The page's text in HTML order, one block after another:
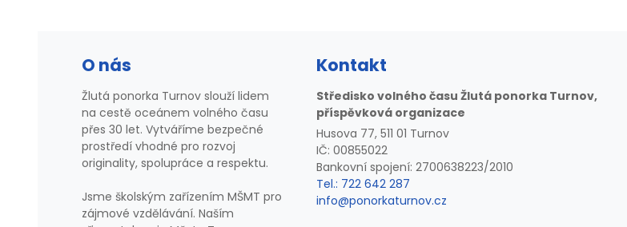
O nás
Žlutá ponorka Turnov slouží lidem
na cestě oceánem volného času
přes 30 let. Vytváříme bezpečné
prostředí vhodné pro rozvoj
originality, spolupráce a respektu.
Jsme školským zařízením MŠMT pro
zájmové vzdělávání. Naším
Kontakt
Středisko volného času Žlutá ponorka Turnov,
příspěvková organizace
Husova 77, 511 01 Turnov
IČ: 00855022
Bankovní spojení: 2700638223/2010
Tel.: 722 642 287
info@ponorkaturnov.cz